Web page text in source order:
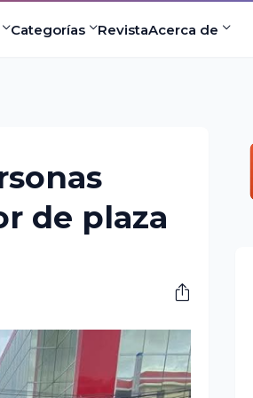
Categorías RevistaAcerca de
de plaza